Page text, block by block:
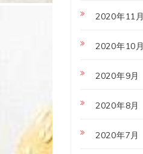
2020年11月
2020年10月
2020年9月
2020年8月
2020年7月